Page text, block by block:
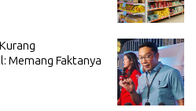
Memang Faktanya